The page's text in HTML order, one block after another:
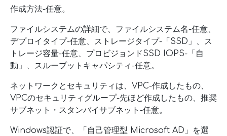
作成方法-任意。
ファイルシステムの詳細で、ファイルシステム名-任意、
デプロイタイプ-任意、ストレージタイプ-「SSD」、ス
トレージ容量-任意、プロビジョンドSSD IOPS-「自
動」、スループットキャパシティ-任意。
ネットワークとセキュリティは、VPC-作成したもの、
VPCのセキュリティグループ-先ほど作成したもの、推奨
サブネット・スタンバイサブネット-任意。
Windows認証で、「自己管理型 Microsoft AD」を選